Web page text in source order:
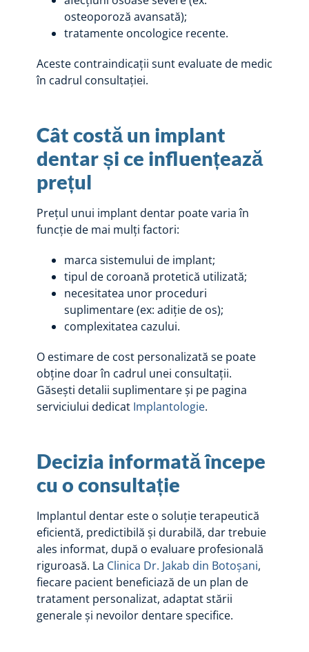
osteoporoză avansată);
tratamente oncologice recente.
Aceste contraindicații sunt evaluate de medic
în cadrul consultației.
Cât costă un implant
dentar și ce influențează
prețul
Prețul unui implant dentar poate varia în
funcție de mai mulți factori:
marca sistemului de implant;
tipul de coroană protetică utilizată;
necesitatea unor proceduri
suplimentare (ex: adiție de os);
complexitatea cazului.
O estimare de cost personalizată se poate
obține doar în cadrul unei consultații.
Găsești detalii suplimentare și pe pagina
serviciului dedicat Implantologie.
Decizia informată începe
cu o consultație
Implantul dentar este o soluție terapeutică
eficientă, predictibilă și durabilă, dar trebuie
ales informat, după o evaluare profesională
riguroasă. La Clinica Dr. Jakab din Botoșani,
fiecare pacient beneficiază de un plan de
tratament personalizat, adaptat stării
generale și nevoilor dentare specifice.